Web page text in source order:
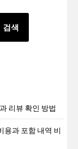
검색
리뷰 확인 방법
용과 포함 내역 비